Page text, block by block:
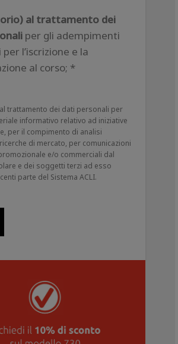
al trattamento dei
per gli adempimenti
l’iscrizione e la
al corso; *
al trattamento dei dati personali per
informativo relativo ad iniziative
per il compimento di analisi
di mercato, per comunicazioni
e/o commerciali dal
e dei soggetti terzi ad esso
parte del Sistema ACLI.